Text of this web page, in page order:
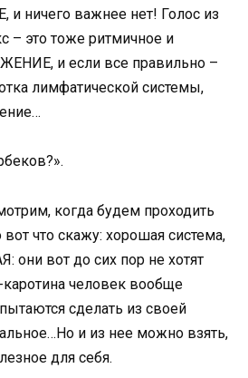
ничего важнее нет! Голос из
– это тоже ритмичное и
и если все правильно –
лимфатической системы,
когда будем проходить
что скажу: хорошая система,
вот до сих пор не хотят
каротина человек вообще
сделать из своей
и из нее можно взять,
для себя.